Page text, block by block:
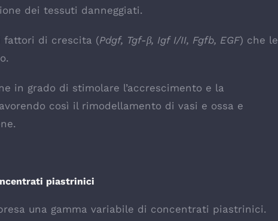
dei tessuti danneggiati.
fattori di crescita (Pdgf, Tgf-β, Igf I/II, Fgfb, EGF) che le
in grado di stimolare l’accrescimento e la
così il rimodellamento di vasi e ossa e
piastrinici
una gamma variabile di concentrati piastrinici.